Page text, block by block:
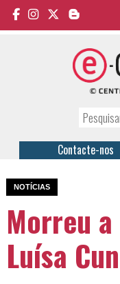
Contacte-nos
NOTÍCIAS
Morreu
Luísa